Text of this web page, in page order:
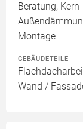
Beratung,
Montage
GEBÄUDETEILE
Wand /